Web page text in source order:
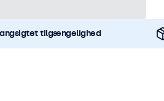
tilgængelighed